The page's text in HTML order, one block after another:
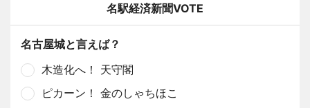
名駅経済新聞VOTE
名古屋城と言えば？
木造化へ！ 天守閣
ピカーン！ 金のしゃちほこ